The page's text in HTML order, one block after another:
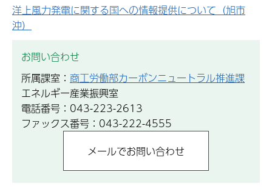
洋上風力発電に関する国への情報提供について（旭市
沖）
お問い合わせ
所属課室： 商工労働部カーボンニュートラル推進課
エネルギー産業振興室
電話番号：043-223-2613
ファックス番号：043-222-4555